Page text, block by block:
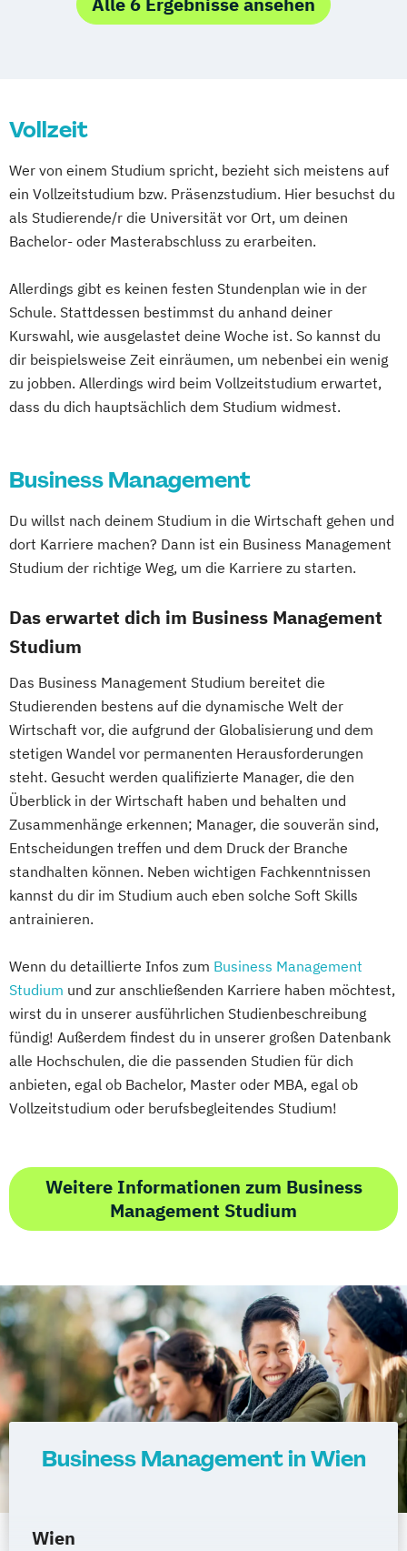
Wirtschaftspädagogik Wirtschaftsrecht
Projektmanagement und Organisation
Journalismus & Medienmanagement
Kommunikationsmanagement
Marketing & Sales
Marketing- & Salesmanagement
Organisations- & Personalentwicklung
Personalmanagement
Unternehmensführung – Entrepreneurship
Unternehmensführung – Entrepreneurship
(Bilingual)
Urban Tourism & Visitor Economy
Management
Communication Arts
Educational Studies
Environmental Management Finance
General Studies
Gerontology
Human Resource Development
Information Technology Management
International Relations
Legal Practice (Conflict Resolution) -
Master of Laws
Legal Studies Management
Management and Leadership Marketing
Multimodal Literacy for Global Impact
Procurement and Acquisitions
Management
Psychology with emphasis in Counseling
Religion and Global Society
Space System Operations Management
Special Education
Teaching English as a Second Language
Vollzeit
Wer von einem Studium spricht, bezieht sich meistens auf
ein Vollzeitstudium bzw. Präsenzstudium. Hier besuchst du
als Studierende/r die Universität vor Ort, um deinen
Bachelor- oder Masterabschluss zu erarbeiten.
Allerdings gibt es keinen festen Stundenplan wie in der
Schule. Stattdessen bestimmst du anhand deiner
Kurswahl, wie ausgelastet deine Woche ist. So kannst du
dir beispielsweise Zeit einräumen, um nebenbei ein wenig
zu jobben. Allerdings wird beim Vollzeitstudium erwartet,
dass du dich hauptsächlich dem Studium widmest.
Business Management
Du willst nach deinem Studium in die Wirtschaft gehen und
dort Karriere machen? Dann ist ein Business Management
Studium der richtige Weg, um die Karriere zu starten.
Das erwartet dich im Business Management
Studium
Das Business Management Studium bereitet die
Studierenden bestens auf die dynamische Welt der
Wirtschaft vor, die aufgrund der Globalisierung und dem
stetigen Wandel vor permanenten Herausforderungen
steht. Gesucht werden qualifizierte Manager, die den
Überblick in der Wirtschaft haben und behalten und
Zusammenhänge erkennen; Manager, die souverän sind,
Entscheidungen treffen und dem Druck der Branche
standhalten können. Neben wichtigen Fachkenntnissen
kannst du dir im Studium auch eben solche Soft Skills
antrainieren.
Wenn du detaillierte Infos zum Business Management
Studium und zur anschließenden Karriere haben möchtest,
wirst du in unserer ausführlichen Studienbeschreibung
fündig! Außerdem findest du in unserer großen Datenbank
alle Hochschulen, die die passenden Studien für dich
anbieten, egal ob Bachelor, Master oder MBA, egal ob
Vollzeitstudium oder berufsbegleitendes Studium!
Weitere Informationen zum Business
Management Studium
Business Management in Wien
Wien